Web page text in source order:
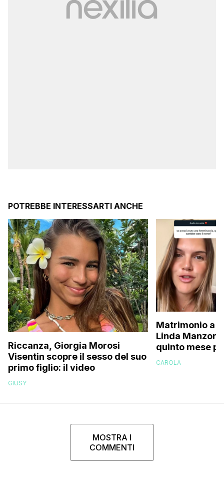
POTREBBE INTERESSARTI ANCHE
Riccanza, Giorgia Morosi
Visentin scopre il sesso del suo
primo figlio: il video
GIUSY
Matrimonio a
Linda Manzoni
quinto mese
essere in
CAROLA
MOSTRA I
COMMENTI